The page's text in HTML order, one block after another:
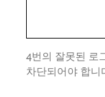
4번의 잘못된 로
차단되어야 합니